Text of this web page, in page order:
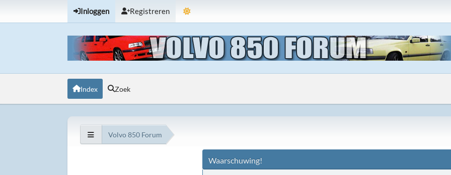
Inloggen Registreren
Index Zoek
Volvo 850 Forum
Waarschuwing!